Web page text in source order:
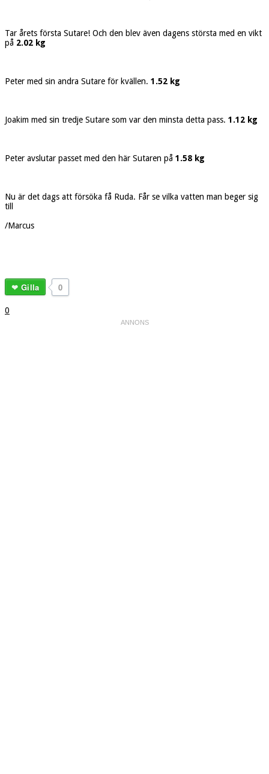
Tar årets första Sutare! Och den blev även dagens största med en vikt
på 2.02 kg
Peter med sin andra Sutare för kvällen. 1.52 kg
Joakim med sin tredje Sutare som var den minsta detta pass. 1.12 kg
Peter avslutar passet med den här Sutaren på 1.58 kg
Nu är det dags att försöka få Ruda. Får se vilka vatten man beger sig
till
/Marcus
0
Gilla
0